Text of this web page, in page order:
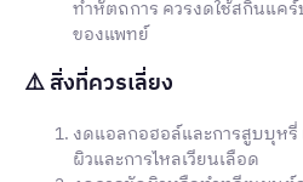
ทำหัตถการ ควรงดใช้สกินแค
ของแพทย์
⚠️ สิ่งที่ควรเลี่ยง
งดแอลกอฮอล์และการสูบบุหรี่
ผิวและการไหลเวียนเลือด